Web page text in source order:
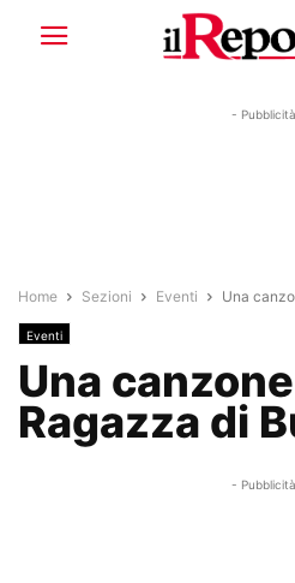
-
Home Sezioni Eventi Una
Eventi
Una
Ragazza di
-